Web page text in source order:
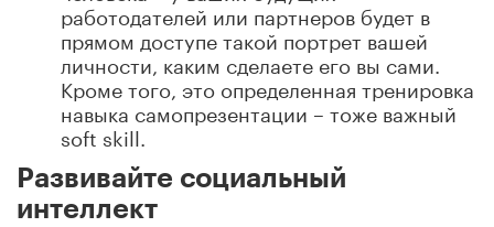
работодателей или партнеров будет в
прямом доступе такой портрет вашей
личности, каким сделаете его вы сами.
Кроме того, это определенная тренировка
навыка самопрезентации – тоже важный
soft skill.
Развивайте социальный
интеллект